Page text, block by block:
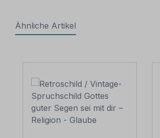
Ähnliche Artikel